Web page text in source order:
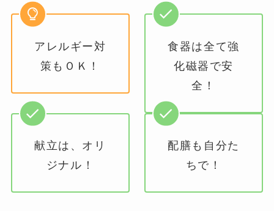
アレルギー対
策もＯＫ！
食器は全て強
化磁器で安
全！
献立は、オリ
ジナル！
配膳も自分た
ちで！